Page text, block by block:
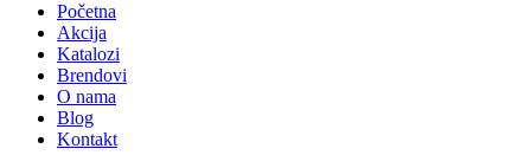
Početna
Akcija
Katalozi
Brendovi
O nama
Blog
Kontakt